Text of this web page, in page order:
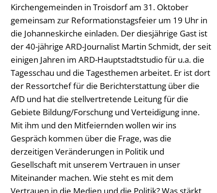
Kirchengemeinden in Troisdorf am 31. Oktober
gemeinsam zur Reformationstagsfeier um 19 Uhr in
die Johanneskirche einladen. Der diesjährige Gast ist
der 40-jährige ARD-Journalist Martin Schmidt, der seit
einigen Jahren im ARD-Hauptstadtstudio für u.a. die
Tagesschau und die Tagesthemen arbeitet. Er ist dort
der Ressortchef für die Berichterstattung über die
AfD und hat die stellvertretende Leitung für die
Gebiete Bildung/Forschung und Verteidigung inne.
Mit ihm und den Mitfeiernden wollen wir ins
Gespräch kommen über die Frage, was die
derzeitigen Veränderungen in Politik und
Gesellschaft mit unserem Vertrauen in unser
Miteinander machen. Wie steht es mit dem